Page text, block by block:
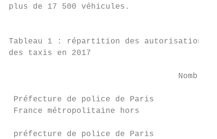
plus de 17 500 véhicules.
Tableau 1 : répartition des autorisations
des taxis en 2017
Nombre
Préfecture de police de Paris
France métropolitaine hors
préfecture de police de Paris